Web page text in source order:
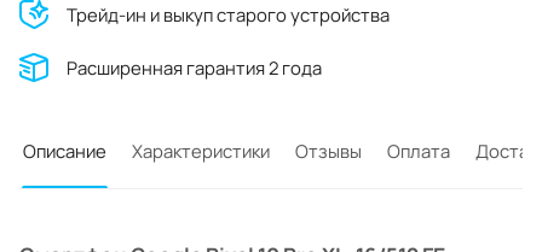
Трейд-ин и выкуп старого устройства
Расширенная гарантия 2 года
Описание Характеристики Отзывы Оплата